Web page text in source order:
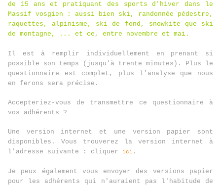
de 15 ans et pratiquant des sports d'hiver dans le
Massif vosgien : aussi bien ski, randonnée pédestre,
raquettes, alpinisme, ski de fond, snowkite que ski
de montagne, ... et ce, entre novembre et mai.
Il est à remplir individuellement en prenant si
possible son temps (jusqu'à trente minutes). Plus le
questionnaire est complet, plus l'analyse que nous
en ferons sera précise.
Accepteriez-vous de transmettre ce questionnaire à
vos adhérents ?
Une version internet et une version papier sont
disponibles. Vous trouverez la version internet à
l'adresse suivante : cliquer
ici .
Je peux également vous envoyer des versions papier
pour les adhérents qui n'auraient pas l'habitude de